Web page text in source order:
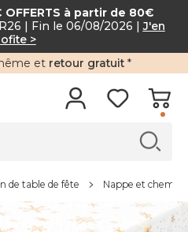
OFFERTS à partir de 80€
| Fin le 06/08/2026 |J'en
>
et retour gratuit *
de table de fête Nappe et chemin